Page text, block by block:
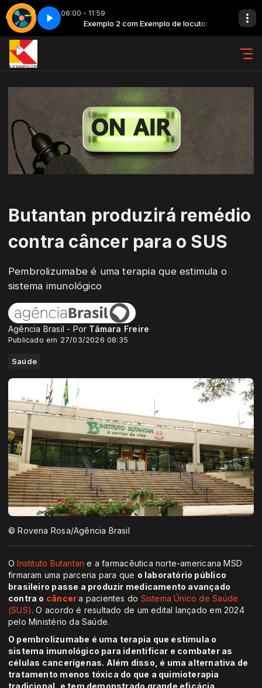
06:00 - 11:59
locutora Exemplo 2 com Exemplo de locutora
Top classic - Parte 5
Butantan produzirá remédio
contra câncer para o SUS
Pembrolizumabe é uma terapia que estimula o
sistema imunológico
Agência Brasil - Por Tâmara Freire
Publicado em 27/03/2026 08:35
Saúde
© Rovena Rosa/Agência Brasil
OInstituto Butantan e a farmacêutica norte-americana MSD
firmaram uma parceria para que o laboratório público
brasileiro passe a produzir medicamento avançado
contra o câncera pacientes do Sistema Único de Saúde
(SUS). O acordo é resultado de um edital lançado em 2024
pelo Ministério da Saúde.
O pembrolizumabe é uma terapia que estimula o
sistema imunológico para identificar e combater as
células cancerígenas. Além disso, é uma alternativa de
tratamento menos tóxica do que a quimioterapia